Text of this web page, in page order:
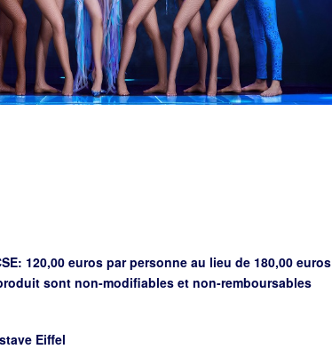
120,00 euros par personne au lieu de 180,00 euros
sont non-modifiables et non-remboursables
Eiffel